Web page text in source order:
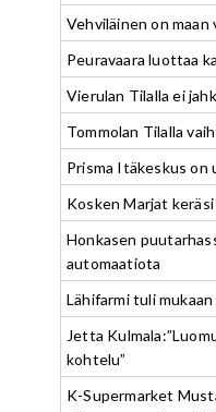
Vehviläinen on maan
Peuravaara luottaa
Vierulan Tilalla ei
Tommolan Tilalla
Prisma Itäkeskus on
Kosken Marjat
Honkasen
automaatiota
Lähifarmi tuli
Jetta
kohtelu”
K-Supermarket